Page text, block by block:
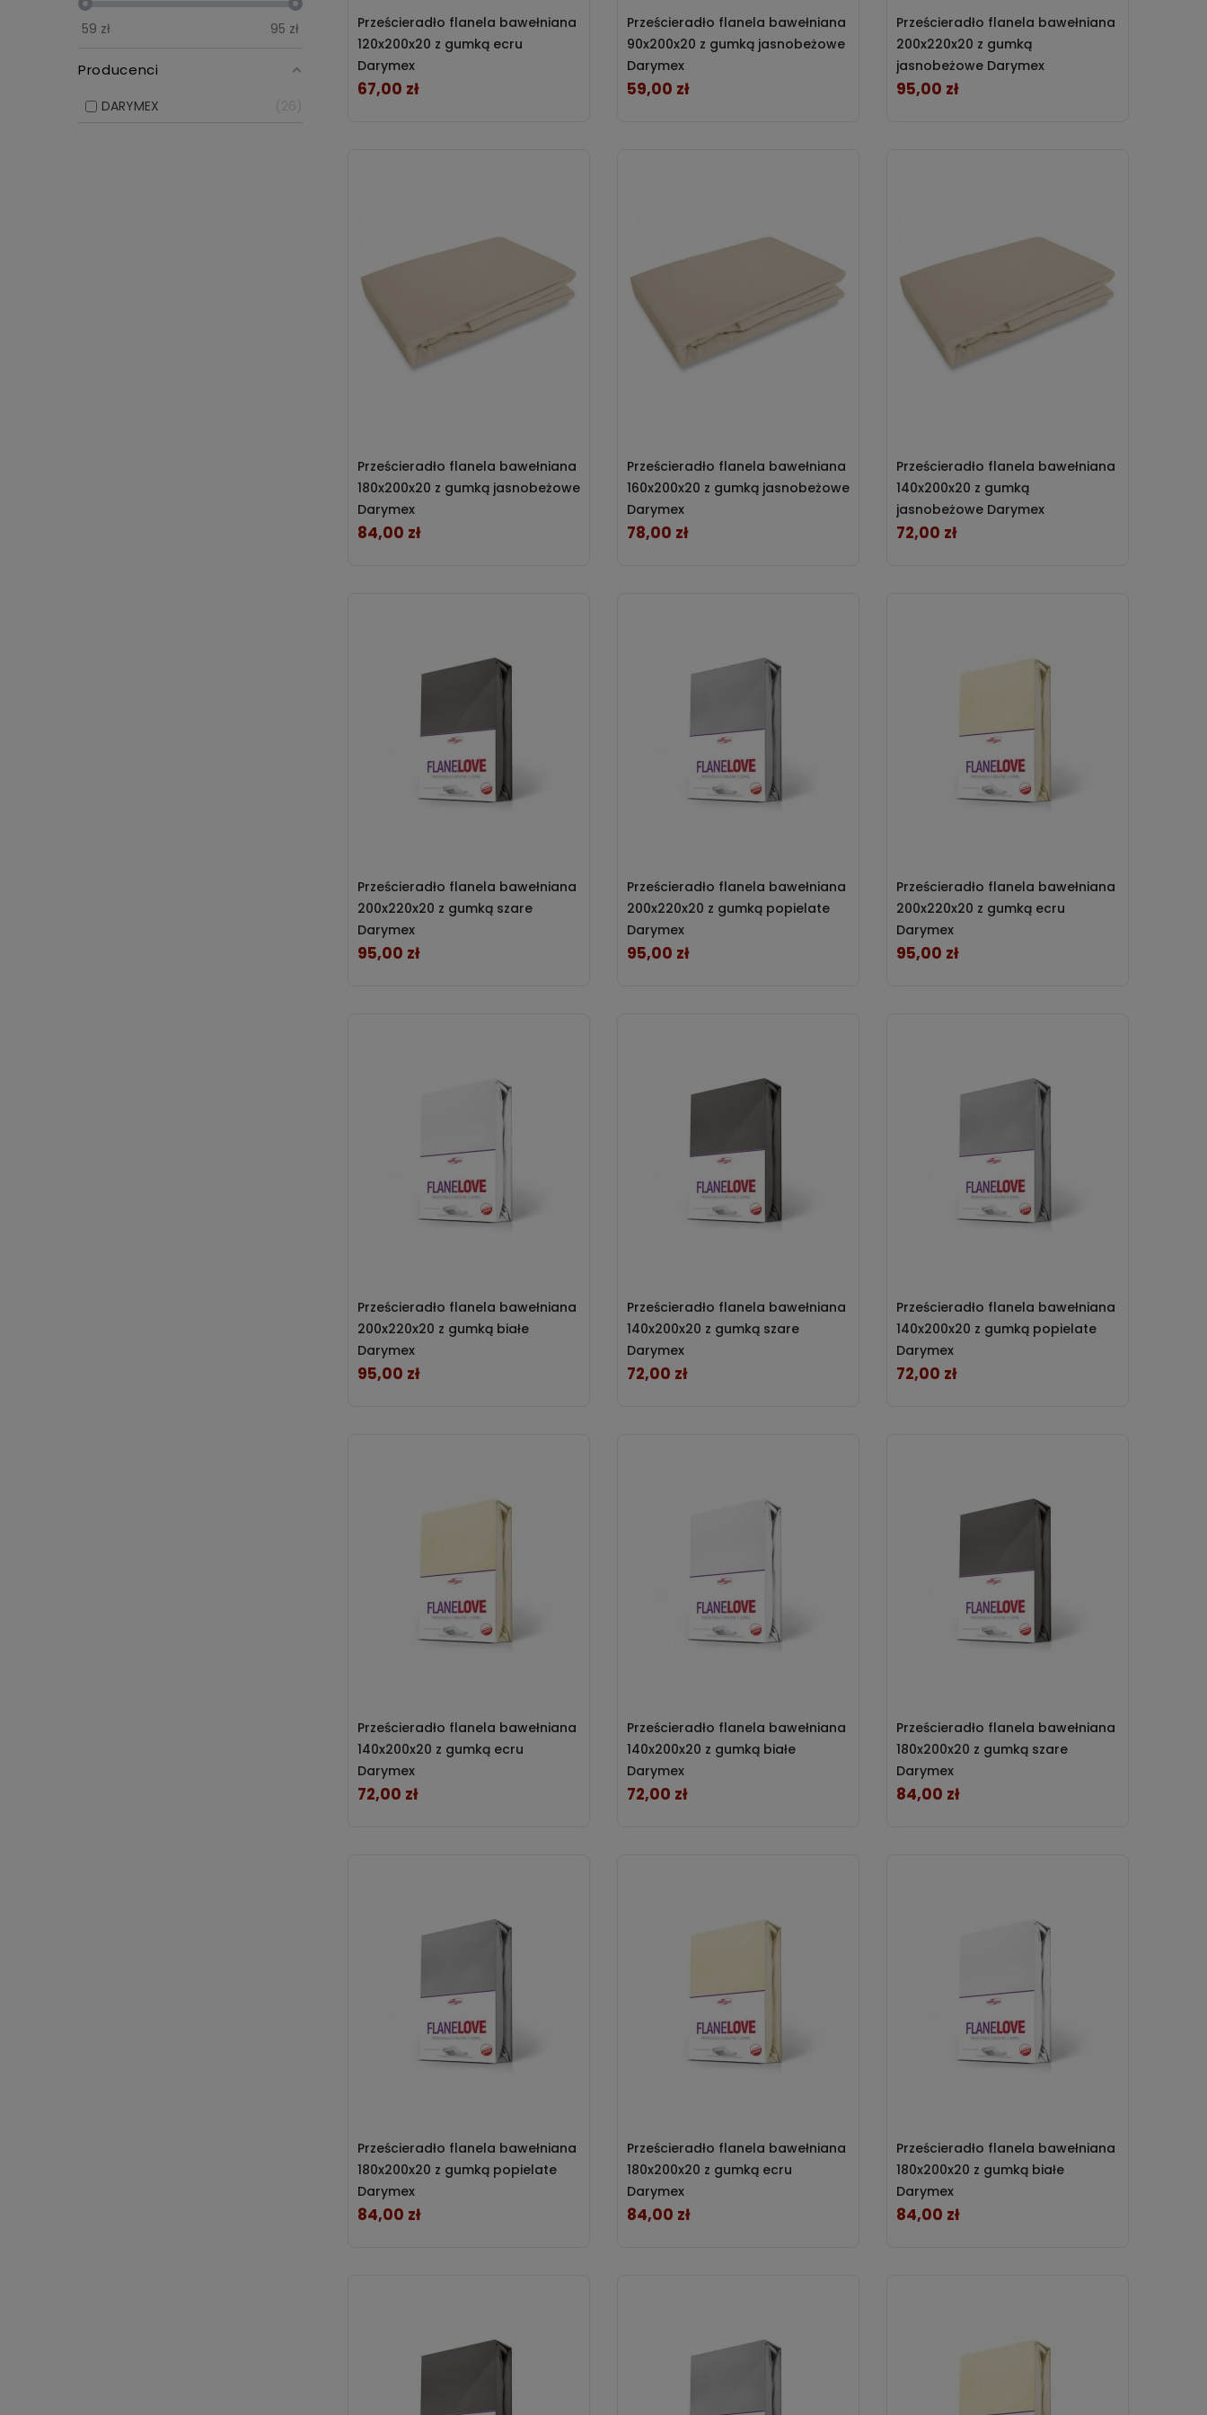
59 zł 95 zł
Producenci
DARYMEX 26
Prześcieradło flanela bawełniana
120x200x20 z gumką ecru
Darymex
Cena
67,00 zł
Prześcieradło flanela bawełniana
90x200x20 z gumką jasnobeżowe
Darymex
Cena
59,00 zł
Prześcieradło flanela bawełniana
200x220x20 z gumką
jasnobeżowe Darymex
Cena
95,00 zł
Prześcieradło flanela bawełniana
180x200x20 z gumką jasnobeżowe
Darymex
Cena
84,00 zł
Prześcieradło flanela bawełniana
160x200x20 z gumką jasnobeżowe
Darymex
Cena
78,00 zł
Prześcieradło flanela bawełniana
140x200x20 z gumką
jasnobeżowe Darymex
Cena
72,00 zł
Prześcieradło flanela bawełniana
200x220x20 z gumką szare
Darymex
Cena
95,00 zł
Prześcieradło flanela bawełniana
200x220x20 z gumką popielate
Darymex
Cena
95,00 zł
Prześcieradło flanela bawełniana
200x220x20 z gumką ecru
Darymex
Cena
95,00 zł
Prześcieradło flanela bawełniana
200x220x20 z gumką białe
Darymex
Cena
95,00 zł
Prześcieradło flanela bawełniana
140x200x20 z gumką szare
Darymex
Cena
72,00 zł
Prześcieradło flanela bawełniana
140x200x20 z gumką popielate
Darymex
Cena
72,00 zł
Prześcieradło flanela bawełniana
140x200x20 z gumką ecru
Darymex
Cena
72,00 zł
Prześcieradło flanela bawełniana
140x200x20 z gumką białe
Darymex
Cena
72,00 zł
Prześcieradło flanela bawełniana
180x200x20 z gumką szare
Darymex
Cena
84,00 zł
Prześcieradło flanela bawełniana
180x200x20 z gumką popielate
Darymex
Cena
84,00 zł
Prześcieradło flanela bawełniana
180x200x20 z gumką ecru
Darymex
Cena
84,00 zł
Prześcieradło flanela bawełniana
180x200x20 z gumką białe
Darymex
Cena
84,00 zł